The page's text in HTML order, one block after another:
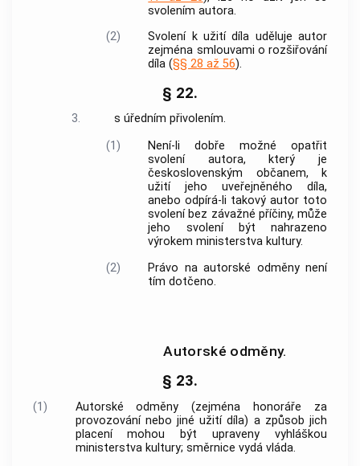
svolením autora.
(2)
Svolení k užití díla uděluje autor
zejména smlouvami o rozšiřování
díla (§§ 28 až 56).
§ 22.
3. s úředním přivolením.
(1)
Není-li dobře možné opatřit
svolení autora, který je
československým občanem, k
užití jeho uveřejněného díla,
anebo odpírá-li takový autor toto
svolení bez závažné příčiny, může
jeho svolení být nahrazeno
výrokem ministerstva kultury.
(2)
Právo na autorské odměny není
tím dotčeno.
Autorské odměny.
§ 23.
(1)
Autorské odměny (zejména honoráře za
provozování nebo jiné užití díla) a způsob jich
placení mohou být upraveny vyhláškou
ministerstva kultury; směrnice vydá vláda.